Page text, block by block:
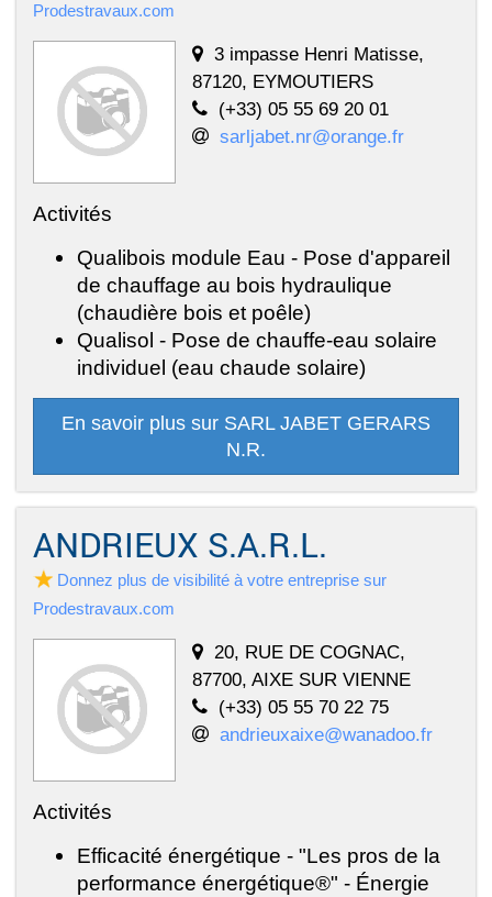
Prodestravaux.com
3 impasse Henri Matisse,
87120, EYMOUTIERS
(+33) 05 55 69 20 01
sarljabet.nr@orange.fr
Activités
Qualibois module Eau - Pose d'appareil
de chauffage au bois hydraulique
(chaudière bois et poêle)
Qualisol - Pose de chauffe-eau solaire
individuel (eau chaude solaire)
En savoir plus sur SARL JABET GERARS
N.R.
ANDRIEUX S.A.R.L.
Donnez plus de visibilité à votre entreprise sur
Prodestravaux.com
20, RUE DE COGNAC,
87700, AIXE SUR VIENNE
(+33) 05 55 70 22 75
andrieuxaixe@wanadoo.fr
Activités
Efficacité énergétique - "Les pros de la
performance énergétique®" - Énergie